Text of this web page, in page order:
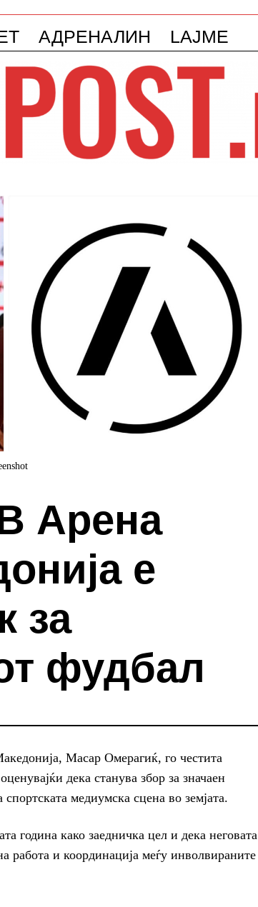
АДРЕНАЛИН LAJME
Арена
е
за
фудбал
Масар Омерагиќ, го честита
дека станува збор за значаен
медиумска сцена во земјата.
година како заедничка цел и дека неговата
работа и координација меѓу инволвираните